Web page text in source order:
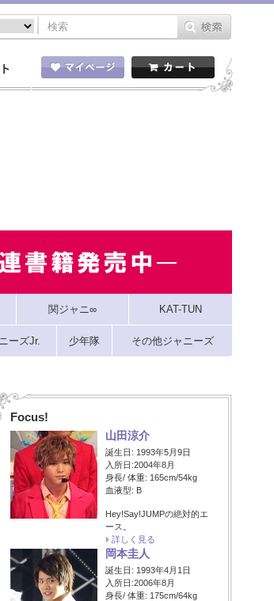
関ジャニ∞ KAT-TUN
ーズJr. 少年隊 その他ジャニーズ
Focus!
山田涼介
誕生日: 1993年5月9日
入所日:2004年8月
身長/ 体重: 165cm/54kg
血液型: B
Hey!Say!JUMPの絶対的エ
ース。
詳しく見る
岡本圭人
誕生日: 1993年4月1日
入所日:2006年8月
身長/ 体重: 175cm/64kg